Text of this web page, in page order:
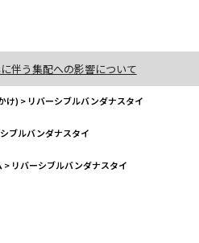
伴う集配への影響について
け)> リバーシブルバンダナスタイ
ブルバンダナスタイ
> リバーシブルバンダナスタイ